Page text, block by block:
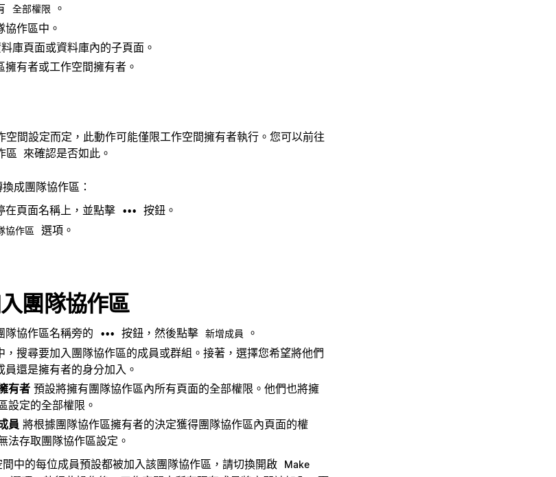
全部權限
。
協作區中。
庫頁面或資料庫內的子頁面。
擁有者或工作空間擁有者。
空間設定而定，此動作可能僅限工作空間擁有者執行。您可以前往
區 來確認是否如此。
成團隊協作區：
在頁面名稱上，並點擊
•••
按鈕。
協作區 選項。
團隊協作區
隊協作區名稱旁的 ••• 按鈕，然後點擊 新增成員
。
，搜尋要加入團隊協作區的成員或群組。接著，選擇您希望將他們
員還是擁有者的身分加入。
有者 預設將擁有團隊協作區內所有頁面的全部權限。他們也將擁
設定的全部權限。
員 將根據團隊協作區擁有者的決定獲得團隊協作區內頁面的權
法存取團隊協作區設定。
中的每位成員預設都被加入該團隊協作區，請切換開啟
Make